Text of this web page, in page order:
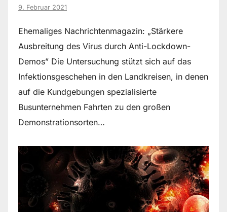
9. Februar 2021
Ehemaliges Nachrichtenmagazin: „Stärkere
Ausbreitung des Virus durch Anti-Lockdown-
Demos” Die Untersuchung stützt sich auf das
Infektionsgeschehen in den Landkreisen, in denen
auf die Kundgebungen spezialisierte
Busunternehmen Fahrten zu den großen
Demonstrationsorten…